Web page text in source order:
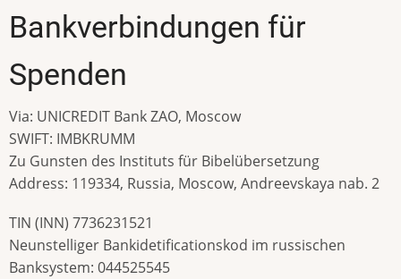
Bankverbindungen für
Spenden
Via: UNICREDIT Bank ZAO, Moscow
SWIFT: IMBKRUMM
Zu Gunsten des Instituts für Bibelübersetzung
Address: 119334, Russia, Moscow, Andreevskaya nab. 2
TIN (INN) 7736231521
Neunstelliger Bankidetificationskod im russischen
Banksystem: 044525545